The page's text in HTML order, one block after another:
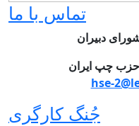
تماس با ما
hse-
جُنگ کارگری